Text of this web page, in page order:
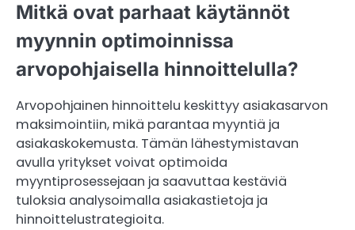
Mitkä ovat parhaat käytännöt
myynnin optimoinnissa
arvopohjaisella hinnoittelulla?
Arvopohjainen hinnoittelu keskittyy asiakasarvon
maksimointiin, mikä parantaa myyntiä ja
asiakaskokemusta. Tämän lähestymistavan
avulla yritykset voivat optimoida
myyntiprosessejaan ja saavuttaa kestäviä
tuloksia analysoimalla asiakastietoja ja
hinnoittelustrategioita.